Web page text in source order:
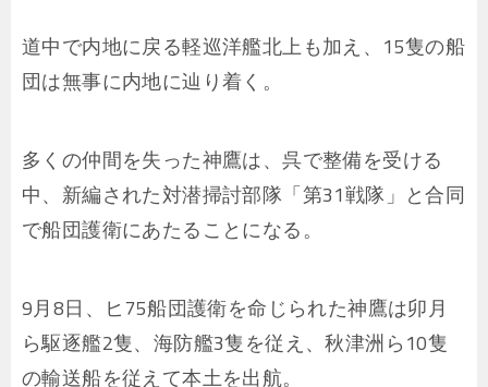
道中で内地に戻る軽巡洋艦北上も加え、15隻の船
団は無事に内地に辿り着く。
多くの仲間を失った神鷹は、呉で整備を受ける
中、新編された対潜掃討部隊「第31戦隊」と合同
で船団護衛にあたることになる。
9月8日、ヒ75船団護衛を命じられた神鷹は卯月
ら駆逐艦2隻、海防艦3隻を従え、秋津洲ら10隻
の輸送船を従えて本土を出航。